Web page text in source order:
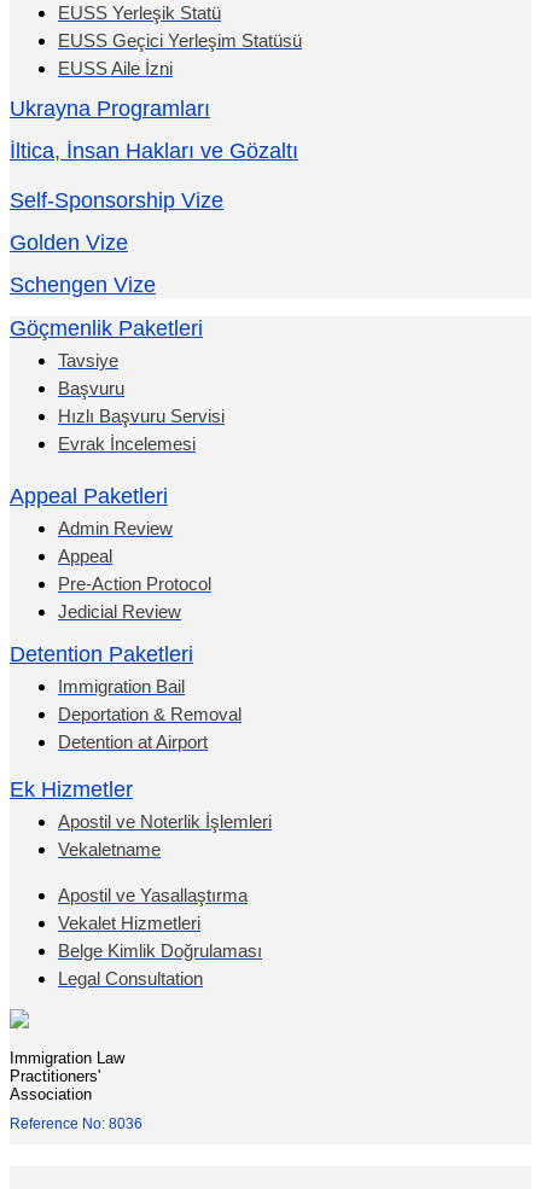
EUSS Yerleşik Statü
EUSS Geçici Yerleşim Statüsü
EUSS Aile İzni
Ukrayna Programları
İltica, İnsan Hakları ve Gözaltı
Self-Sponsorship Vize
Golden Vize
Schengen Vize
Göçmenlik Paketleri
Tavsiye
Başvuru
Hızlı Başvuru Servisi
Evrak İncelemesi
Appeal Paketleri
Admin Review
Appeal
Pre-Action Protocol
Jedicial Review
Detention Paketleri
Immigration Bail
Deportation & Removal
Detention at Airport
Ek Hizmetler
Apostil ve Noterlik İşlemleri
Vekaletname
Apostil ve Yasallaştırma
Vekalet Hizmetleri
Belge Kimlik Doğrulaması
Legal Consultation
Immigration Law
Practitioners'
Association
Reference No: 8036